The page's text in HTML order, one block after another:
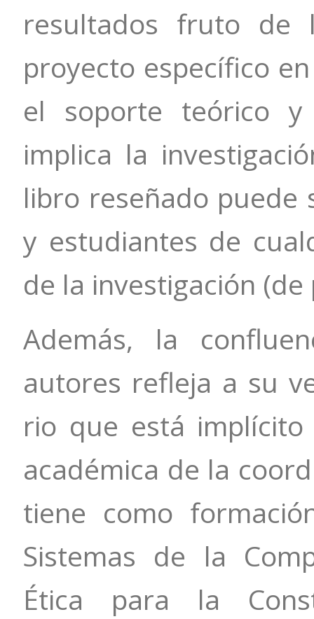
resultados fruto de
proyecto específico
el soporte teórico
implica la
libro reseñado
y estudiantes de
de la investigación
Además, la
autores refleja a su
rio que está
académica de la
tiene como
Sistemas de la
Ética para la